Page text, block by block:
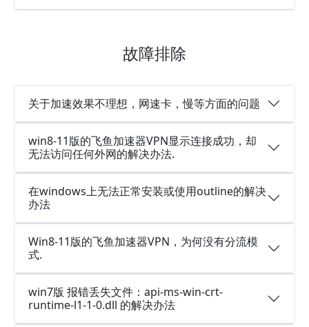
故障排除
关于加速效果不理想，网速卡，慢等方面的问题
win8-11版的飞鱼加速器VPN显示连接成功，却
无法访问任何外网的解决办法.
在windows上无法正常安装或使用outline的解决
办法
Win8-11版的飞鱼加速器VPN，为何没有分流模
式.
win7版 报错丢失文件：api-ms-win-crt-
runtime-l1-1-0.dll 的解决办法